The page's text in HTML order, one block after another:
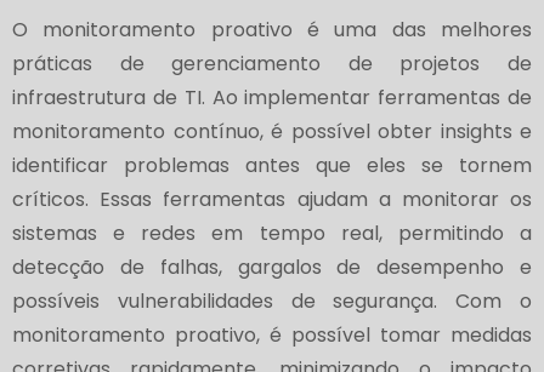
O monitoramento proativo é uma das melhores
práticas de gerenciamento de projetos de
infraestrutura de TI. Ao implementar ferramentas de
monitoramento contínuo, é possível obter insights e
identificar problemas antes que eles se tornem
críticos. Essas ferramentas ajudam a monitorar os
sistemas e redes em tempo real, permitindo a
detecção de falhas, gargalos de desempenho e
possíveis vulnerabilidades de segurança. Com o
monitoramento proativo, é possível tomar medidas